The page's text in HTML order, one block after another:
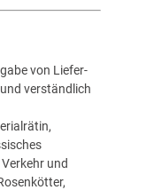
von Liefer-
verständlich
und